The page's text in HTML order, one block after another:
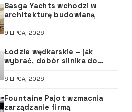
Sasga Yachts wchodzi w
architekturę budowlaną
9 LIPCA, 2026
Łodzie wędkarskie – jak
wybrać, dobór silnika do
6 LIPCA, 2026
Fountaine Pajot wzmacnia
zarządzanie firmą